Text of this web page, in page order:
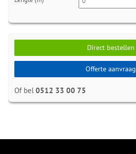
Direct bestellen
Offerte aanvraag
Of bel 0512 33 00 75